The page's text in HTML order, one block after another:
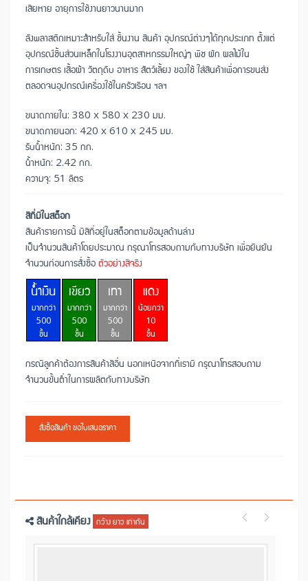
เสียหาย อายุการใช้งานยาวนานมาก
ลังพลาสติกเหมาะสำหรับใส่ ชิ้นงาน สินค้า อุปกรณ์ต่างๆได้ทุกประเภท ตั้งแต่
อุปกรณ์ชิ้นส่วนเหล็กในโรงงานอุตสาหกรรมใหญ่ๆ พืช ผัก ผลไม้ใน
การเกษตร เสื้อผ้า วัตถุดิบ อาหาร สัตว์เลี้ยง ของใช้ ใส่สินค้าเพื่อการขนส่ง
ตลอดจนอุปกรณ์เครื่องใช้ในครัวเรือน ฯลฯ
ขนาดภายใน: 380 x 580 x 230 มม.
ขนาดภายนอก: 420 x 610 x 245 มม.
รับน้ำหนัก: 35 กก.
น้ำหนัก: 2.42 กก.
ความจุ: 51 ลิตร
สีที่มีในสต็อก
สินค้ารายการนี้ มีสีที่อยู่ในสต็อกตามข้อมูลด้านล่าง
เป็นจำนวนสินค้าโดยประมาณ กรุณาโทรสอบถามกับทางบริษัท เพื่อยืนยัน
จำนวนก่อนการสั่งซื้อ ตัวอย่างสีจริง
น้ำเงิน
มากกว่า
500
ชิ้น
เขียว
มากกว่า
500
ชิ้น
เทา
มากกว่า
500
ชิ้น
แดง
น้อยกว่า
10
ชิ้น
กรณีลูกค้าต้องการสินค้าสีอื่น นอกเหนือจากที่เรามี กรุณาโทรสอบถาม
จำนวนขั้นต่ำในการผลิตกับทางบริษัท
สั่งซื้อสินค้า ขอใบเสนอราคา
สินค้าใกล้เคียง กว้าง ยาว เท่ากัน